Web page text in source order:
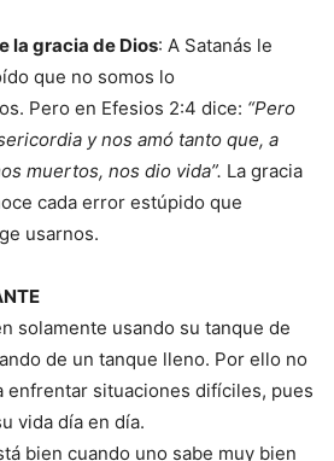
la gracia de Dios: A Satanás le
que no somos lo
Pero en Efesios 2:4 dice: “Pero
y nos amó tanto que, a
muertos, nos dio vida”. La gracia
cada error estúpido que
usarnos.
solamente usando su tanque de
de un tanque lleno. Por ello no
enfrentar situaciones difíciles, pues
vida día en día.
bien cuando uno sabe muy bien